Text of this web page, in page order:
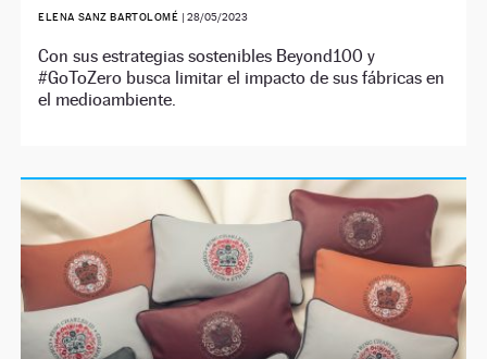
ELENA SANZ BARTOLOMÉ |28/05/2023
Con sus estrategias sostenibles Beyond100 y
#GoToZero busca limitar el impacto de sus fábricas en
el medioambiente.